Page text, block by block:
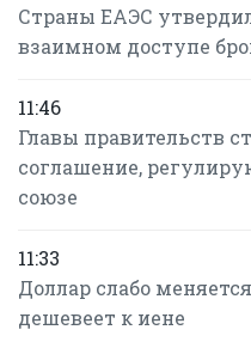
Страны ЕАЭС
взаимном доступе
11:46
Главы правительств
соглашение,
союзе
11:33
Доллар слабо
дешевеет к иене